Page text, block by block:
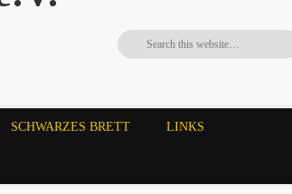
SCHWARZES BRETT LINKS